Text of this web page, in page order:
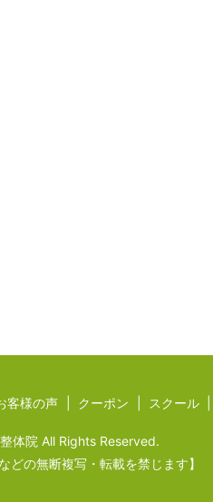
客様の声 クーポン スクール
体院 All Rights Reserved.
どの無断複写・転載を禁じます】